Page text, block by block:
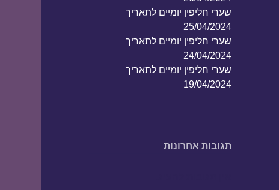
שערי חליפין יומיים לתאריך
25/04/2024
שערי חליפין יומיים לתאריך
24/04/2024
שערי חליפין יומיים לתאריך
19/04/2024
תגובות אחרונות